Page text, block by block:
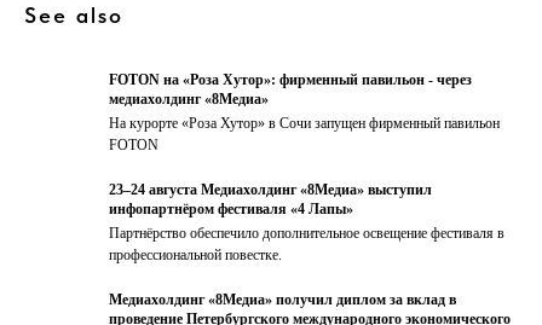
See also
FOTON на «Роза Хутор»: фирменный павильон - через
медиахолдинг «8Медиа»
На курорте «Роза Хутор» в Сочи запущен фирменный павильон
FOTON
23–24 августа Медиахолдинг «8Медиа» выступил
инфопартнёром фестиваля «4 Лапы»
Партнёрство обеспечило дополнительное освещение фестиваля в
профессиональной повестке.
Медиахолдинг «8Медиа» получил диплом за вклад в
проведение Петербургского международного экономического